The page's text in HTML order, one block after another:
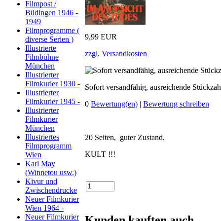
Filmpost /
Büdingen 1946 -
1949
Filmprogramme (
diverse Serien )
Illustrierte
Filmbühne
München
Illustrierter
Filmkurier 1930 -
Illustrierter
Filmkurier 1945 -
Illustrierter
Filmkurier
München
Illustriertes
Filmprogramm
Wien
Karl May
(Winnetou usw.)
Kivur und
Zwischendrucke
Neuer Filmkurier
Wien 1964 -
Neuer Filmkurier
9,99 EUR
zzgl. Versandkosten
Sofort versandfähig, ausreichende
0 Bewertung(en) | Bewertung schreiben
20 Seiten, guter Zustand,
KULT !!!